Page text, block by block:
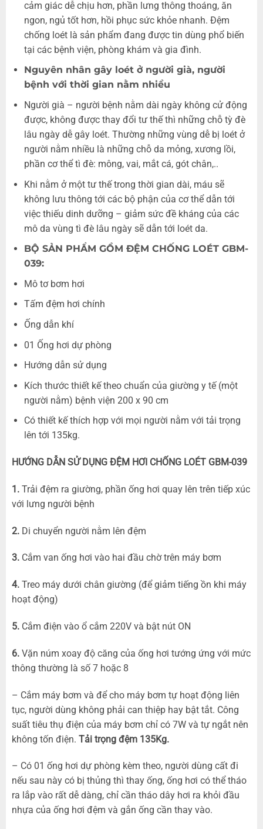
cảm giác dễ chịu hơn, phần lưng thông thoáng, ăn
ngon, ngủ tốt hơn, hồi phục sức khỏe nhanh. Đệm
chống loét là sản phẩm đang được tin dùng phổ biến
tại các bệnh viện, phòng khám và gia đình.
Nguyên nhân gây loét ở người già, người
bệnh với thời gian nằm nhiều
Người già – người bệnh nằm dài ngày không cử động
được, không được thay đổi tư thế thì những chỗ tỳ đè
lâu ngày dễ gây loét. Thường những vùng dễ bị loét ở
người nằm nhiều là những chỗ da mỏng, xương lồi,
phần cơ thể tì đè: mông, vai, mắt cá, gót chân,..
Khi nằm ở một tư thế trong thời gian dài, máu sẽ
không lưu thông tới các bộ phận của cơ thể dẫn tới
việc thiếu dinh dưỡng – giảm sức đề kháng của các
mô da vùng tì đè lâu ngày sẽ dẫn tới loét da.​
BỘ SẢN PHẨM GỒM ĐỆM CHỐNG LOÉT GBM-
039:
Mô tơ bơm hơi
Tấm đệm hơi chính
Ống dẫn khí
01 Ống hơi dự phòng
Hướng dẫn sử dụng
Kích thước thiết kế theo chuẩn của giường y tế (một
người nằm) bệnh viện 200 x 90 cm
Có thiết kế thích hợp với mọi người nằm với tải trọng
lên tới 135kg.
HƯỚNG DẪN SỬ DỤNG ĐỆM HƠI CHỐNG LOÉT GBM-039
1.Trải đệm ra giường, phần ống hơi quay lên trên tiếp xúc
với lưng người bệnh
2.Di chuyển người nằm lên đệm
3.Cắm van ống hơi vào hai đầu chờ trên máy bơm
4.Treo máy dưới chân giường (để giảm tiếng ồn khi máy
hoạt động)
5.Cắm điện vào ổ cắm 220V và bật nút ON
6.Vặn núm xoay độ căng của ống hơi tướng ứng với mức
thông thường là số 7 hoặc 8
– Cắm máy bơm và để cho máy bơm tự hoạt động liên
tục, người dùng không phải can thiệp hay bật tắt. Công
suất tiêu thụ điện của máy bơm chỉ có 7W và tự ngắt nên
không tốn điện. Tải trọng đệm 135Kg.
– Có 01 ống hơi dự phòng kèm theo, người dùng cất đi
nếu sau này có bị thủng thì thay ống, ống hơi có thể tháo
ra lắp vào rất dễ dàng, chỉ cần tháo dây hơi ra khỏi đầu
nhựa của ống hơi đệm và gắn ống cần thay vào.